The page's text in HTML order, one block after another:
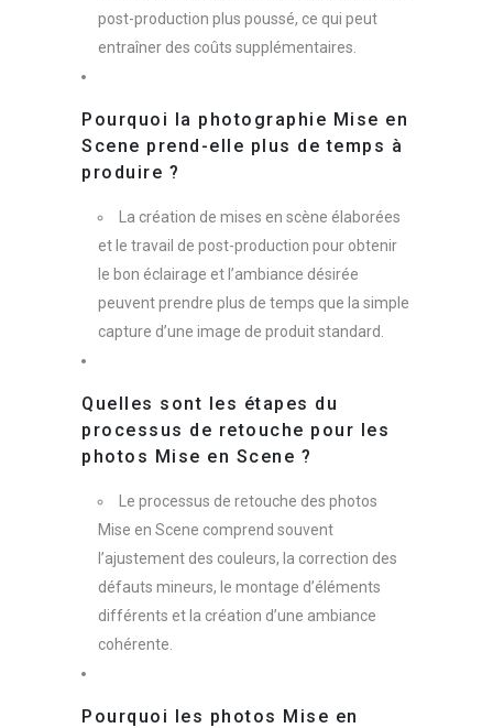
post-production plus poussé, ce qui peut
entraîner des coûts supplémentaires.
Pourquoi la photographie Mise en
Scene prend-elle plus de temps à
produire ?
La création de mises en scène élaborées
et le travail de post-production pour obtenir
le bon éclairage et l’ambiance désirée
peuvent prendre plus de temps que la simple
capture d’une image de produit standard.
Quelles sont les étapes du
processus de retouche pour les
photos Mise en Scene ?
Le processus de retouche des photos
Mise en Scene comprend souvent
l’ajustement des couleurs, la correction des
défauts mineurs, le montage d’éléments
différents et la création d’une ambiance
cohérente.
Pourquoi les photos Mise en